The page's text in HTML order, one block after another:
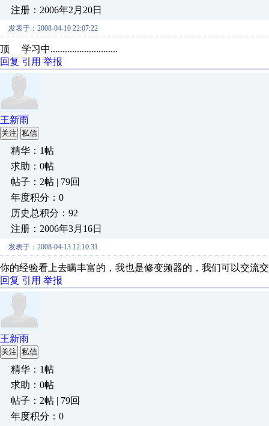
注册：2006年2月20日
发表于：2008-04-10 22:07:22
顶 学习中............................
回复 引用 举报
王新雨
关注 私信
精华：1帖
求助：0帖
帖子：2帖 | 79回
年度积分：0
历史总积分：92
注册：2006年3月16日
发表于：2008-04-13 12:10:31
你的经验看上去瞒丰富的，我也是修变频器的，我们可以交流
回复 引用 举报
王新雨
关注 私信
精华：1帖
求助：0帖
帖子：2帖 | 79回
年度积分：0